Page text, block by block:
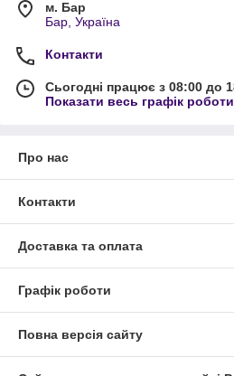
м. Бар
Бар, Україна
Контакти
Сьогодні працює з 08:00 до
Показати весь графік роботи
Про нас
Контакти
Доставка та оплата
Графік роботи
Повна версія сайту